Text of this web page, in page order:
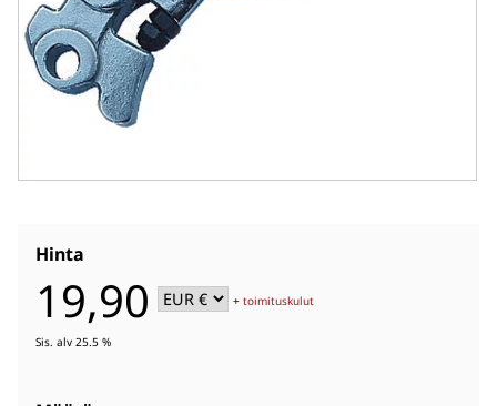
Hinta
19,90 +toimituskulut
Sis. alv 25.5 %